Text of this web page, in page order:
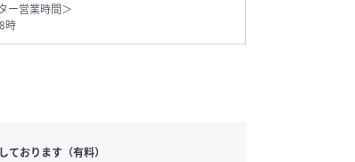
ー営業時間＞
時
おります（有料）